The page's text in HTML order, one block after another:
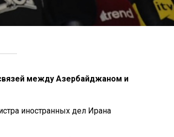
между Азербайджаном и
иностранных дел Ирана